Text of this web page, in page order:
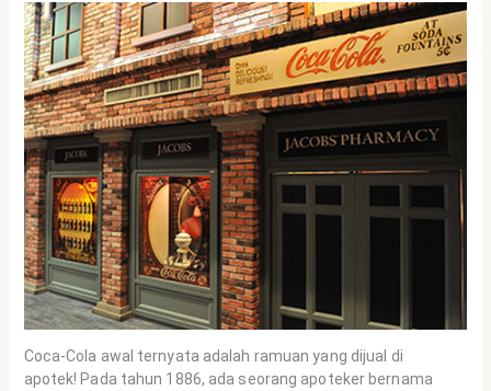
Coca-Cola awal ternyata adalah ramuan yang dijual di
apotek! Pada tahun 1886, ada seorang apoteker bernama